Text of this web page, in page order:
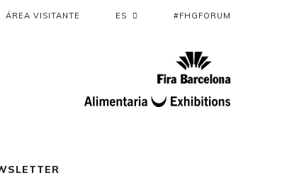
ÁREA VISITANTE ES #FHGFORUM